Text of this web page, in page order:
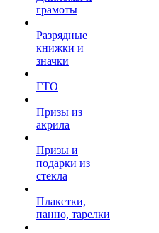
грамоты
Разрядные
книжки и
значки
ГТО
Призы из
акрила
Призы и
подарки из
стекла
Плакетки,
панно, тарелки